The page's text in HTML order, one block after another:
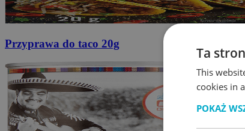
Przyprawa do taco 20g
Ta
This
cookies in
POKAŻ